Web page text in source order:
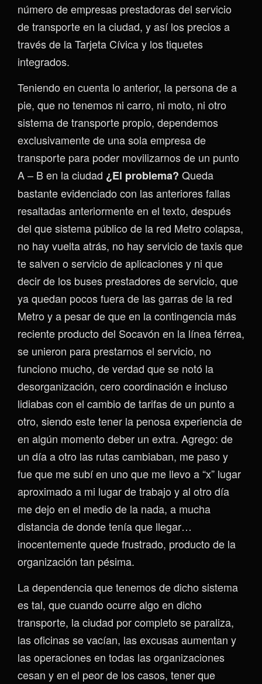
número de empresas prestadoras del servicio
de transporte en la ciudad, y así los precios a
través de la Tarjeta Cívica y los tiquetes
integrados.
Teniendo en cuenta lo anterior, la persona de a
pie, que no tenemos ni carro, ni moto, ni otro
sistema de transporte propio, dependemos
exclusivamente de una sola empresa de
transporte para poder movilizarnos de un punto
A – B en la ciudad ¿El problema? Queda
bastante evidenciado con las anteriores fallas
resaltadas anteriormente en el texto, después
del que sistema público de la red Metro colapsa,
no hay vuelta atrás, no hay servicio de taxis que
te salven o servicio de aplicaciones y ni que
decir de los buses prestadores de servicio, que
ya quedan pocos fuera de las garras de la red
Metro y a pesar de que en la contingencia más
reciente producto del Socavón en la línea férrea,
se unieron para prestarnos el servicio, no
funciono mucho, de verdad que se notó la
desorganización, cero coordinación e incluso
lidiabas con el cambio de tarifas de un punto a
otro, siendo este tener la penosa experiencia de
en algún momento deber un extra. Agrego: de
un día a otro las rutas cambiaban, me paso y
fue que me subí en uno que me llevo a “x” lugar
aproximado a mi lugar de trabajo y al otro día
me dejo en el medio de la nada, a mucha
distancia de donde tenía que llegar…
inocentemente quede frustrado, producto de la
organización tan pésima.
La dependencia que tenemos de dicho sistema
es tal, que cuando ocurre algo en dicho
transporte, la ciudad por completo se paraliza,
las oficinas se vacían, las excusas aumentan y
las operaciones en todas las organizaciones
cesan y en el peor de los casos, tener que